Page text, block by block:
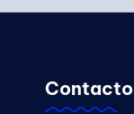
Contacto